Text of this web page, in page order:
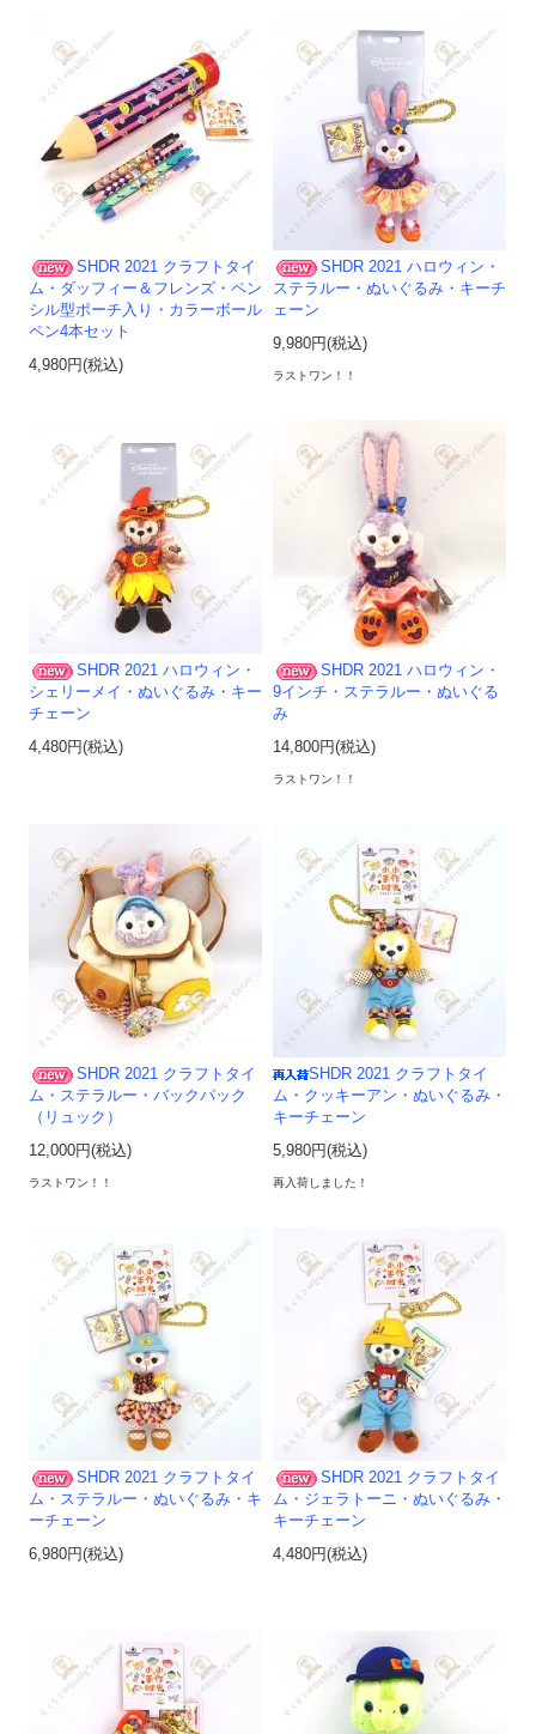
SHDR 2021 クラフトタイ
ム・ダッフィー＆フレンズ・ペン
シル型ポーチ入り・カラーボール
ペン4本セット
4,980円(税込)
SHDR 2021 ハロウィン・
ステラルー・ぬいぐるみ・キーチ
ェーン
9,980円(税込)
ラストワン！！
SHDR 2021 ハロウィン・
シェリーメイ・ぬいぐるみ・キー
チェーン
4,480円(税込)
SHDR 2021 ハロウィン・
9インチ・ステラルー・ぬいぐる
み
14,800円(税込)
ラストワン！！
SHDR 2021 クラフトタイ
ム・ステラルー・バックパック
（リュック）
12,000円(税込)
ラストワン！！
SHDR 2021 クラフトタイ
ム・クッキーアン・ぬいぐるみ・
キーチェーン
5,980円(税込)
再入荷しました！
SHDR 2021 クラフトタイ
ム・ステラルー・ぬいぐるみ・キ
ーチェーン
6,980円(税込)
SHDR 2021 クラフトタイ
ム・ジェラトーニ・ぬいぐるみ・
キーチェーン
4,480円(税込)